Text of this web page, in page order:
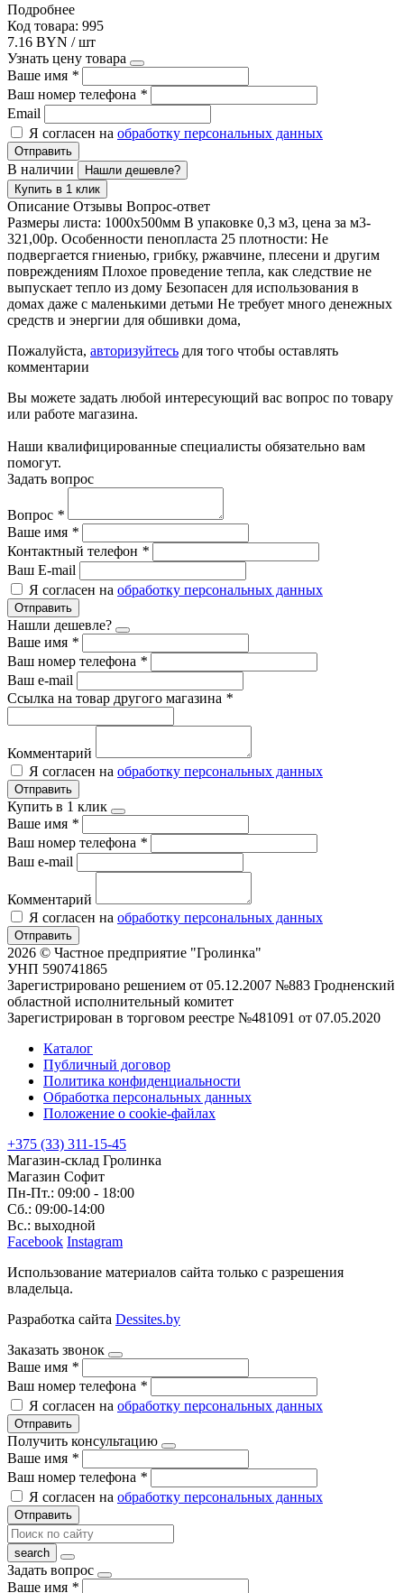
Подробнее
Код товара: 995
7.16 BYN / шт
Узнать цену товара
Ваше имя *
Ваш номер телефона *
Email
Я согласен на обработку персональных данных
Отправить
В наличии
Нашли дешевле?
Купить в 1 клик
Описание Отзывы Вопрос-ответ
Размеры листа: 1000х500мм В упаковке 0,3 м3, цена за м3-
321,00р. Особенности пенопласта 25 плотности: Не
подвергается гниенью, грибку, ржавчине, плесени и другим
повреждениям Плохое проведение тепла, как следствие не
выпускает тепло из дому Безопасен для использования в
домах даже с маленькими детьми Не требует много денежных
средств и энергии для обшивки дома,
Пожалуйста, авторизуйтесь для того чтобы оставлять
комментарии
Вы можете задать любой интересующий вас вопрос по товару
или работе магазина.
Наши квалифицированные специалисты обязательно вам
помогут.
Задать вопрос
Вопрос *
Ваше имя *
Контактный телефон *
Ваш E-mail
Я согласен на обработку персональных данных
Отправить
Нашли дешевле?
Ваше имя *
Ваш номер телефона *
Ваш e-mail
Ссылка на товар другого магазина *
Комментарий
Я согласен на обработку персональных данных
Отправить
Купить в 1 клик
Ваше имя *
Ваш номер телефона *
Ваш e-mail
Комментарий
Я согласен на обработку персональных данных
Отправить
2026 © Частное предприятие "Гролинка"
УНП 590741865
Зарегистрировано решением от 05.12.2007 №883 Гродненский
областной исполнительный комитет
Зарегистрирован в торговом реестре №481091 от 07.05.2020
Каталог
Публичный договор
Политика конфиденциальности
Обработка персональных данных
Положение о cookie-файлах
+375 (33) 311-15-45
Магазин-склад Гролинка
Магазин Софит
Пн-Пт.: 09:00 - 18:00
Сб.: 09:00-14:00
Вс.: выходной
Facebook Instagram
Использование материалов сайта только с разрешения
владельца.
Разработка сайта Dessites.by
Заказать звонок
Ваше имя *
Ваш номер телефона *
Я согласен на обработку персональных данных
Отправить
Получить консультацию
Ваше имя *
Ваш номер телефона *
Я согласен на обработку персональных данных
Отправить
Задать вопрос
Ваше имя *